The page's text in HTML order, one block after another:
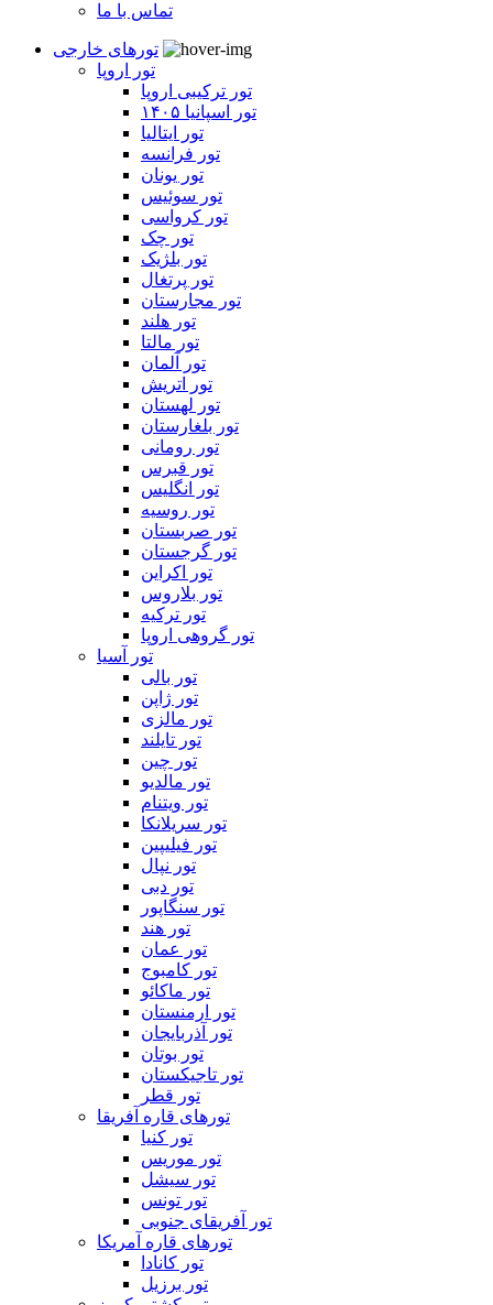
تماس با ما
تورهای خارجی
تور اروپا
تور ترکیبی اروپا
تور اسپانیا ۱۴۰۵
تور ایتالیا
تور فرانسه
تور یونان
تور سوئیس
تور کرواسی
تور چک
تور بلژیک
تور پرتغال
تور مجارستان
تور هلند
تور مالتا
تور آلمان
تور اتریش
تور لهستان
تور بلغارستان
تور رومانی
تور قبرس
تور انگلیس
تور روسیه
تور صربستان
تور گرجستان
تور اکراین
تور بلاروس
تور ترکیه
تور گروهی اروپا
تور آسیا
تور بالی
تور ژاپن
تور مالزی
تور تایلند
تور چین
تور مالدیو
تور ویتنام
تور سریلانکا
تور فیلیپین
تور نپال
تور دبی
تور سنگاپور
تور هند
تور عمان
تور کامبوج
تور ماکائو
تور ارمنستان
تور آذربایجان
تور بوتان
تور تاجیکستان
تور قطر
تورهای قاره آفریقا
تور کنیا
تور موریس
تور سیشل
تور تونس
تور آفریقای جنوبی
تورهای قاره آمریکا
تور کانادا
تور برزیل